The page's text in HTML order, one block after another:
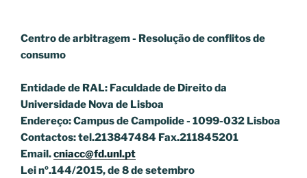
Centro de arbitragem - Resolução de conflitosde
consumo
Entidade de RAL: Faculdade de Direito da
Universidade Nova de Lisboa
Endereço: Campus de Campolide - 1099-032 Lisboa
Contactos: tel.213847484 Fax.211845201
Email.cniacc@fd.unl.pt
Lei nº.144/2015, de 8 de setembro